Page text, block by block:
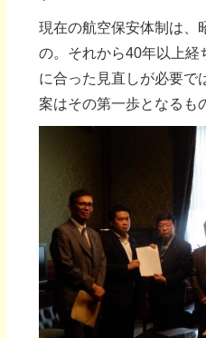
現在の航空保安体制は、
の。それから40年以上経
に合った見直しが必要で
案はその第一歩となるも